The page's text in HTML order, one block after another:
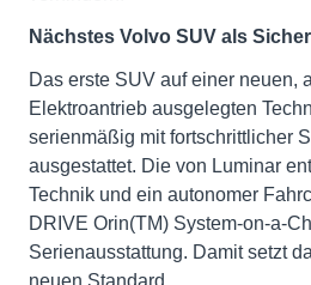
Nächstes Volvo SUV als
Das erste SUV auf einer neuen,
Elektroantrieb ausgelegten
serienmäßig mit fortschrittlicher
ausgestattet. Die von Luminar
Technik und ein autonomer
DRIVE Orin(TM) System-on-a-
Serienausstattung. Damit setzt
neuen Standard.